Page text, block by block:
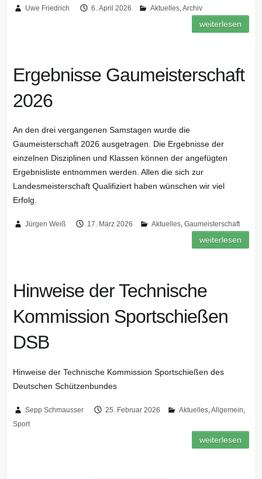
Uwe Friedrich 6. April 2026 Aktuelles,Archiv
weiterlesen
Ergebnisse Gaumeisterschaft
2026
An den drei vergangenen Samstagen wurde die
Gaumeisterschaft 2026 ausgetragen. Die Ergebnisse der
einzelnen Disziplinen und Klassen können der angefügten
Ergebnisliste entnommen werden. Allen die sich zur
Landesmeisterschaft Qualifiziert haben wünschen wir viel
Erfolg.
Jürgen Weiß 17. März 2026 Aktuelles, Gaumeisterschaft
weiterlesen
Hinweise der Technische
Kommission Sportschießen
DSB
Hinweise der Technische Kommission Sportschießen des
Deutschen Schützenbundes
Sepp Schmausser 25. Februar 2026 Aktuelles, Allgemein
Sport
weiterlesen